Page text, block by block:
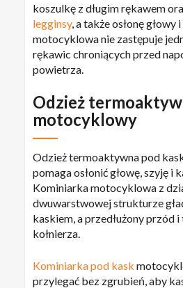
koszulkę z długim rękawem
legginsy, a także osłonę głowy
motocyklowa nie zastępuje
rękawic chroniących przed
powietrza.
Odzież
motocyklowy
Odzież termoaktywna pod
pomaga osłonić głowę, szyję i
Kominiarka motocyklowa z
dwuwarstwowej strukturze
kaskiem, a przedłużony przód i
kołnierza.
Kominiarka pod kask
przylegać bez zgrubień, aby